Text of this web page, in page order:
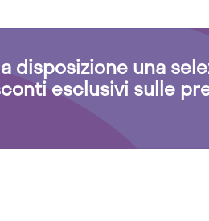
disposizione una
esclusivi sulle